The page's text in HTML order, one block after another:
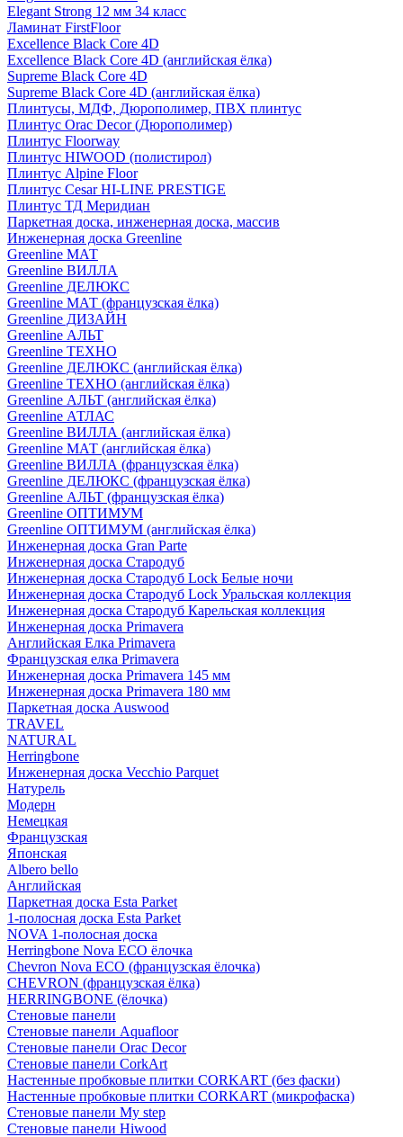
Elegant Strong 12 мм 34 класс
Ламинат FirstFloor
Excellence Black Core 4D
Excellence Black Core 4D (английская ёлка)
Supreme Black Core 4D
Supreme Black Core 4D (английская ёлка)
Плинтусы, МДФ, Дюрополимер, ПВХ плинтус
Плинтус Orac Decor (Дюрополимер)
Плинтус Floorway
Плинтус HIWOOD (полистирол)
Плинтус Alpine Floor
Плинтус Cesar HI-LINE PRESTIGE
Плинтус ТД Меридиан
Паркетная доска, инженерная доска, массив
Инженерная доска Greenline
Greenline МАТ
Greenline ВИЛЛА
Greenline ДЕЛЮКС
Greenline МАТ (французская ёлка)
Greenline ДИЗАЙН
Greenline АЛЬТ
Greenline ТЕХНО
Greenline ДЕЛЮКС (английская ёлка)
Greenline ТЕХНО (английская ёлка)
Greenline АЛЬТ (английская ёлка)
Greenline АТЛАС
Greenline ВИЛЛА (английская ёлка)
Greenline МАТ (английская ёлка)
Greenline ВИЛЛА (французская ёлка)
Greenline ДЕЛЮКС (французская ёлка)
Greenline АЛЬТ (французская ёлка)
Greenline ОПТИМУМ
Greenline ОПТИМУМ (английская ёлка)
Инженерная доска Gran Parte
Инженерная доска Стародуб
Инженерная доска Стародуб Lock Белые ночи
Инженерная доска Стародуб Lock Уральская коллекция
Инженерная доска Стародуб Карельская коллекция
Инженерная доска Primavera
Английская Елка Primavera
Французская елка Primavera
Инженерная доска Primavera 145 мм
Инженерная доска Primavera 180 мм
Паркетная доска Auswood
TRAVEL
NATURAL
Herringbone
Инженерная доска Vecchio Parquet
Натурель
Модерн
Немецкая
Французская
Японская
Albero bello
Английская
Паркетная доска Esta Parket
1-полосная доска Esta Parket
NOVA 1-полосная доска
Herringbone Nova ECO ёлочка
Chevron Nova ECO (французская ёлочка)
CHEVRON (французская ёлка)
HERRINGBONE (ёлочка)
Стеновые панели
Стеновые панели Aquafloor
Стеновые панели Orac Decor
Стеновые панели CorkArt
Настенные пробковые плитки CORKART (без фаски)
Настенные пробковые плитки CORKART (микрофаска)
Стеновые панели My step
Стеновые панели Hiwood